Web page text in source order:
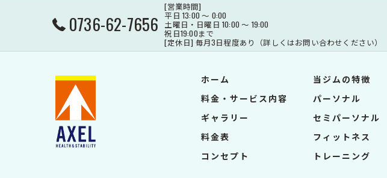
0736-62-7656
[営業時間]
平日 13:00 ～ 0:00
土曜日・日曜日 10:00 ～ 19:00
祝日19:00まで
[定休日] 毎月3日程度あり（詳しくはお問い合わせください）
ホーム
料金・サービス内容
ギャラリー
料金表
コンセプト
当ジムの特徴
パーソナル
セミパーソナル
フィットネス
トレーニング